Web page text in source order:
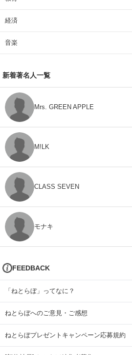
経済
音楽
新着著名人一覧
Mrs. GREEN APPLE
M!LK
CLASS SEVEN
モナキ
FEEDBACK
「ねとらぼ」ってなに？
ねとらぼへのご意見・ご感想
ねとらぼプレゼントキャンペーン応募規約